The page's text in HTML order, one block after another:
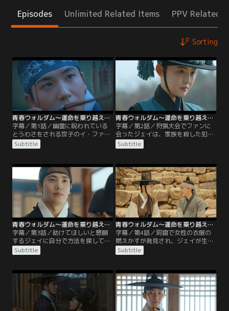
Episodes Unlimited Related Items PPV Related
Sorting
青春ウォルダム～運命を乗り越えて～ 第01話／字幕
字幕／第1話／幽霊に呪われている
とうわさをされる世子のイ・ファ
ン。1年前に呪いのとおり右肩を矢
で射られてから右腕が使えないので
れ、世子にふさわしくないとの議論
が持ち上がる。そんな中、ファンの
師匠である開城府尹のミン・ホスン
一家が毒殺される。ホスンの娘であ
るミン・ジェイは家族を殺した容疑
者として追われる身に。
Subtitle
青春ウォルダム～運命を乗り越えて～ 第02話／字幕
字幕／第2話／狩猟大会でファンに
会ったジェイは、家族を殺した犯人
は自分ではないと訴える。祝詞を書
く手から突然血が流れて動揺するフ
書を読んだと言うジェイだが、ファ
ンは密書を送っていなかった。そし
て祝詞の仕掛けを明かしたジェイ
は、幽霊の呪いにおびえるファン
に、この世に幽霊など存在しないと
言い放つ。
Subtitle
青春ウォルダム～運命を乗り越えて～ 第03話／字幕
字幕／第3話／助けてほしいと懇願
するジェイに自分で方法を探して東
宮殿に来るよう命じたファン。ジェ
イは内官にふんして東宮殿に現れ
容疑者として追われるオ・マンシク
が一家で逃げていたことが発覚。マ
ンシクが売った物の中に父親が持っ
ている方位磁針を発見し動揺するハ
ン・ソンオン。
Subtitle
青春ウォルダム～運命を乗り越えて～ 第04話／字幕
字幕／第4話／洞窟で女性の衣服の
燃えかすが発見され、ジェイが生き
ていることに望みをかけるソンオ
ン。キム・ミョンジンは婚姻の贈り
べるよう依頼される。ミョンジンの
弟子となったガラムは死体を運んで
きたジェイと再会。使いの殺害に使
われた毒はファンが射られた矢に付
いていた毒と同じ物だと判明する。
Subtitle